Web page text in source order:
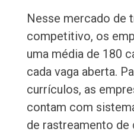
Nesse mercado de
competitivo, os
uma média de 180
cada vaga aberta.
currículos, as
contam com
de rastreamento de